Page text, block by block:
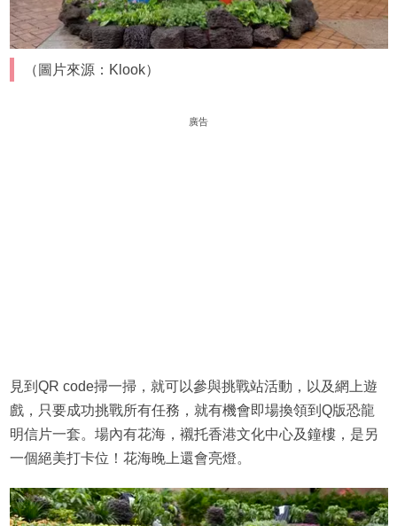
（圖片來源：Klook）
廣告
見到QR code掃一掃，就可以參與挑戰站活動，以及網上遊
戲，只要成功挑戰所有任務，就有機會即場換領到Q版恐龍
明信片一套。場內有花海，襯托香港文化中心及鐘樓，是另
一個絕美打卡位！花海晚上還會亮燈。